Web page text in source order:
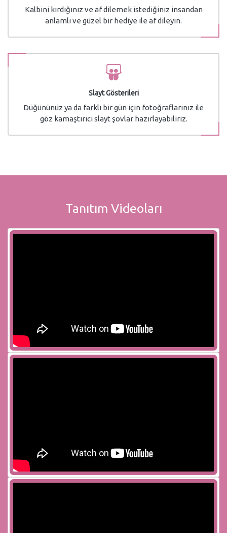
Kalbini kırdığınız ve af dilemek istediğiniz insandan
anlamlı ve güzel bir hediye ile af dileyin.
Slayt Gösterileri
Düğününüz ya da farklı bir gün için fotoğraflarınız ile
göz kamaştırıcı slayt şovlar hazırlayabiliriz.
Tanıtım Videoları